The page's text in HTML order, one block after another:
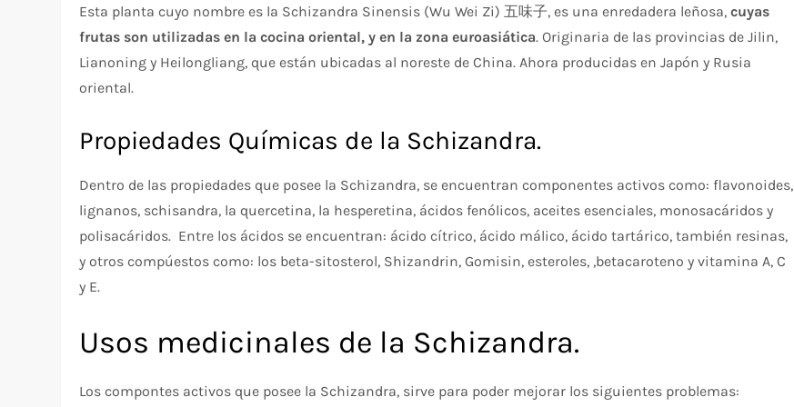
Esta planta cuyo nombre es la Schizandra Sinensis (Wu Wei Zi) 五味子, es una enredadera leñosa,cuyas
frutas son utilizadas en la cocina oriental, y en la zona euroasiática. Originaria de las provincias de Jilin,
Lianoning y Heilongliang, que están ubicadas al noreste de China. Ahora producidas en Japón y Rusia
oriental.
Propiedades Químicas de la Schizandra.
Dentro de las propiedades que posee la Schizandra, se encuentran componentes activos como: flavonoides,
lignanos, schisandra, la quercetina, la hesperetina, ácidos fenólicos, aceites esenciales, monosacáridos y
polisacáridos. Entre los ácidos se encuentran: ácido cítrico, ácido málico, ácido tartárico, también resinas,
y otros compúestos como: los beta-sitosterol, Shizandrin, Gomisin, esteroles, ,betacaroteno y vitamina A, C
y E.
Usos medicinales de la Schizandra.
Los compontes activos que posee la Schizandra, sirve para poder mejorar los siguientes problemas: